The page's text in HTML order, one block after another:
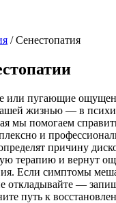
/Сенестопатия
или пугающие
жизнью — в
мы помогаем
и
причину
терапию и вернут
Если симптомы
откладывайте —
путь к